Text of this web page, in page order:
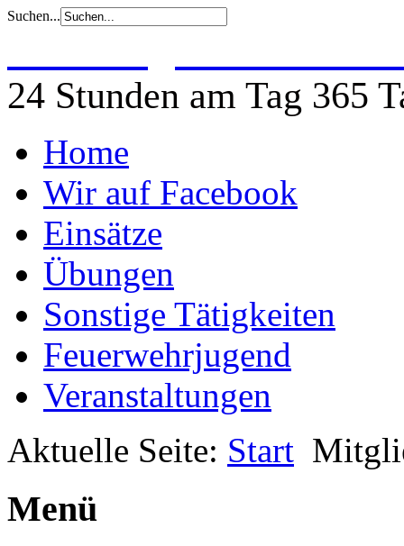
Suchen...
24 Stunden am Tag 365
Home
Wir auf Facebook
Einsätze
Übungen
Sonstige Tätigkeiten
Feuerwehrjugend
Veranstaltungen
Aktuelle Seite: Start
Menü